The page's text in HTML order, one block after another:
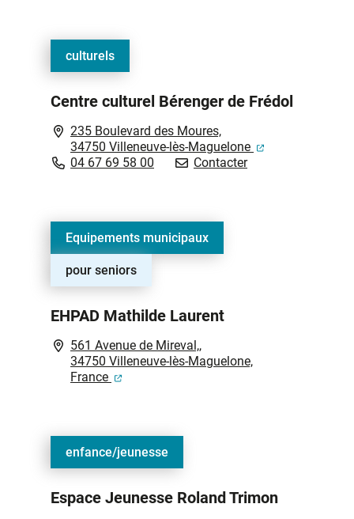
culturels
Centre culturel Bérenger de Frédol
235 Boulevard des Moures,
34750 Villeneuve-lès-Maguelone
(ouverture
04 67 69 58 00
ContacterCentre culturel
Equipements municipaux
pour seniors
EHPAD Mathilde Laurent
561 Avenue de Mireval,,
34750 Villeneuve-lès-Maguelone,
France
(ouverture dans un nouvel onglet)
enfance/jeunesse
Espace Jeunesse Roland Trimon